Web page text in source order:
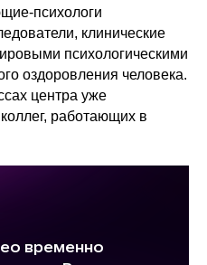
психологи
клинические
психологическими
оздоровления человека.
центра уже
работающих в